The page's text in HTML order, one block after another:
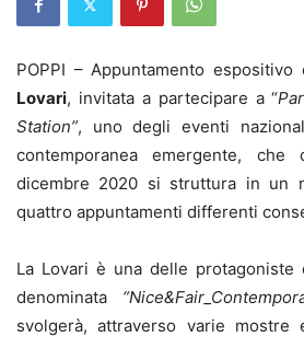
POPPI – Appuntamento
Lovari, invitata a partecipare a “
Station”, uno degli eventi
contemporanea emergente,
dicembre 2020 si struttura in un
quattro appuntamenti differenti
La Lovari è una delle protagoniste
denominata
svolgerà, attraverso varie